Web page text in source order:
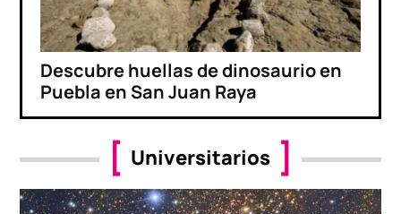
Descubre huellas de dinosaurio en
Puebla en San Juan Raya
Universitarios